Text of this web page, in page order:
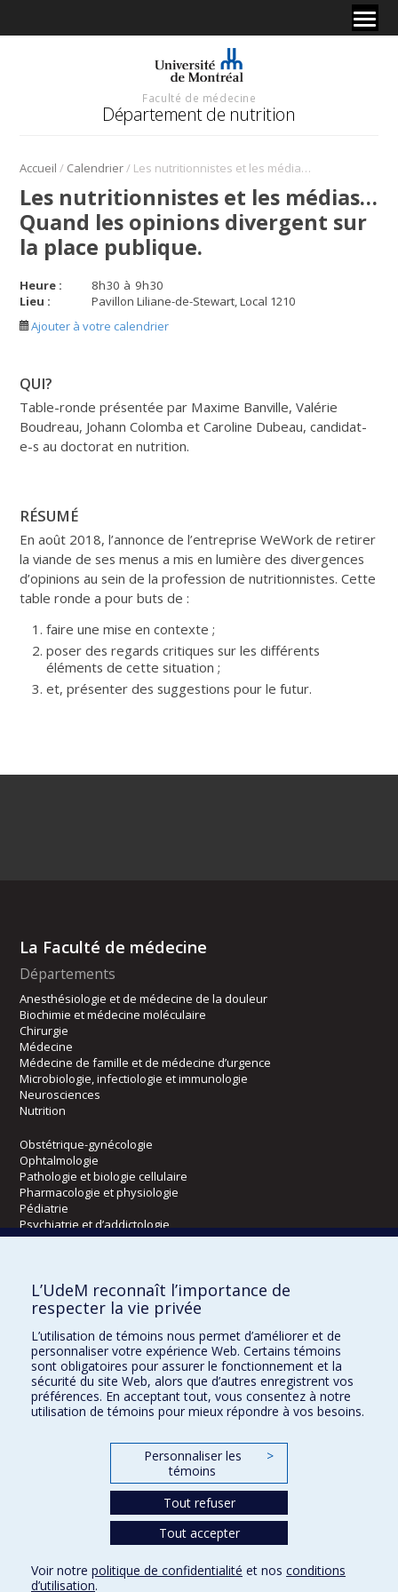
Faculté de médecine
Département de nutrition
Accueil / Calendrier/ Les nutritionnistes et les médias… Quand les opinions divergent sur la place publique.
Les nutritionnistes et les médias…
Quand les opinions divergent sur
la place publique.
Heure : 8h30 à 9h30
Lieu :
Pavillon Liliane-de-Stewart, Local 1210
Ajouter à votre calendrier
QUI?
Table-ronde présentée par Maxime Banville, Valérie
Boudreau, Johann Colomba et Caroline Dubeau, candidat-
e-s au doctorat en nutrition.
RÉSUMÉ
En août 2018, l’annonce de l’entreprise WeWork de retirer
la viande de ses menus a mis en lumière des divergences
d’opinions au sein de la profession de nutritionnistes. Cette
table ronde a pour buts de :
faire une mise en contexte ;
poser des regards critiques sur les différents
éléments de cette situation ;
et, présenter des suggestions pour le futur.
La Faculté de médecine
Départements
Anesthésiologie et de médecine de la douleur
Biochimie et médecine moléculaire
Chirurgie
Médecine
Médecine de famille et de médecine d’urgence
Microbiologie, infectiologie et immunologie
Neurosciences
Nutrition
Obstétrique-gynécologie
Ophtalmologie
Pathologie et biologie cellulaire
Pharmacologie et physiologie
Pédiatrie
Psychiatrie et d’addictologie
Radiologie, radio-oncologie et médecine nucléaire
Écoles
Orthophonie et audiologie
Réadaptation
Directions
Confidentialité Conditions d’utilisation Paramètres des témoins
L’UdeM reconnaît l’importance de
respecter la vie privée
L’utilisation de témoins nous permet d’améliorer et de
personnaliser votre expérience Web. Certains témoins
sont obligatoires pour assurer le fonctionnement et la
sécurité du site Web, alors que d’autres enregistrent vos
préférences. En acceptant tout, vous consentez à notre
utilisation de témoins pour mieux répondre à vos besoins.
Personnaliser les
témoins
>
Tout refuser
Tout accepter
Voir notre politique de confidentialité et nos conditions
d’utilisation.